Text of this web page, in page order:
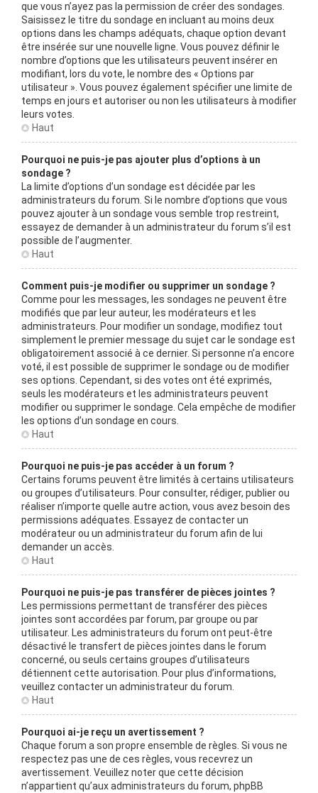
que vous n’ayez pas la permission de créer des sondages.
Saisissez le titre du sondage en incluant au moins deux
options dans les champs adéquats, chaque option devant
être insérée sur une nouvelle ligne. Vous pouvez définir le
nombre d’options que les utilisateurs peuvent insérer en
modifiant, lors du vote, le nombre des « Options par
utilisateur ». Vous pouvez également spécifier une limite de
temps en jours et autoriser ou non les utilisateurs à modifier
leurs votes.
Haut
Pourquoi ne puis-je pas ajouter plus d’options à un
sondage ?
La limite d’options d’un sondage est décidée par les
administrateurs du forum. Si le nombre d’options que vous
pouvez ajouter à un sondage vous semble trop restreint,
essayez de demander à un administrateur du forum s’il est
possible de l’augmenter.
Haut
Comment puis-je modifier ou supprimer un sondage ?
Comme pour les messages, les sondages ne peuvent être
modifiés que par leur auteur, les modérateurs et les
administrateurs. Pour modifier un sondage, modifiez tout
simplement le premier message du sujet car le sondage est
obligatoirement associé à ce dernier. Si personne n’a encore
voté, il est possible de supprimer le sondage ou de modifier
ses options. Cependant, si des votes ont été exprimés,
seuls les modérateurs et les administrateurs peuvent
modifier ou supprimer le sondage. Cela empêche de modifier
les options d’un sondage en cours.
Haut
Pourquoi ne puis-je pas accéder à un forum ?
Certains forums peuvent être limités à certains utilisateurs
ou groupes d’utilisateurs. Pour consulter, rédiger, publier ou
réaliser n’importe quelle autre action, vous avez besoin des
permissions adéquates. Essayez de contacter un
modérateur ou un administrateur du forum afin de lui
demander un accès.
Haut
Pourquoi ne puis-je pas transférer de pièces jointes ?
Les permissions permettant de transférer des pièces
jointes sont accordées par forum, par groupe ou par
utilisateur. Les administrateurs du forum ont peut-être
désactivé le transfert de pièces jointes dans le forum
concerné, ou seuls certains groupes d’utilisateurs
détiennent cette autorisation. Pour plus d’informations,
veuillez contacter un administrateur du forum.
Haut
Pourquoi ai-je reçu un avertissement ?
Chaque forum a son propre ensemble de règles. Si vous ne
respectez pas une de ces règles, vous recevrez un
avertissement. Veuillez noter que cette décision
n’appartient qu’aux administrateurs du forum, phpBB